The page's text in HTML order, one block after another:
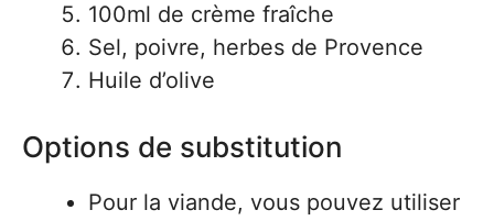
100ml de crème fraîche
Sel, poivre, herbes de Provence
Huile d’olive
Options de substitution
Pour la viande, vous pouvez utiliser